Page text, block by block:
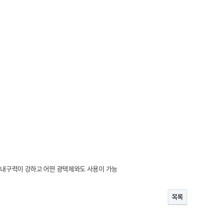
구력이 강하고 어떤 광택제와도 사용이 가능
목록